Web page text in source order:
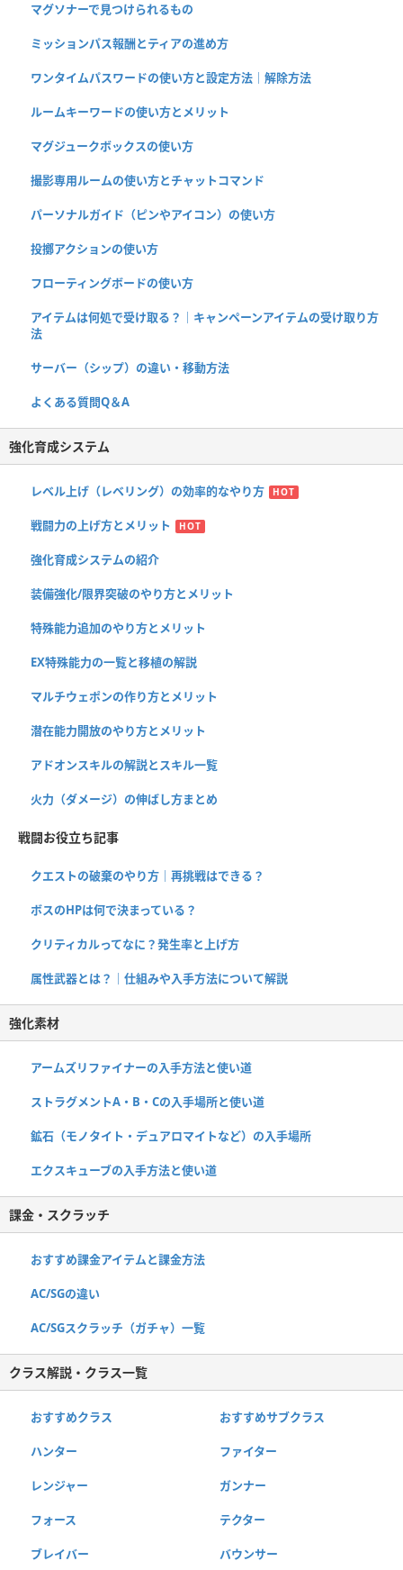
マグソナーで見つけられるもの
ミッションパス報酬とティアの進め方
ワンタイムパスワードの使い方と設定方法｜解除方法
ルームキーワードの使い方とメリット
マグジュークボックスの使い方
撮影専用ルームの使い方とチャットコマンド
パーソナルガイド（ピンやアイコン）の使い方
投擲アクションの使い方
フローティングボードの使い方
アイテムは何処で受け取る？｜キャンペーンアイテムの受け取り方
法
サーバー（シップ）の違い・移動方法
よくある質問Q＆A
強化育成システム
レベル上げ（レベリング）の効率的なやり方 HOT
戦闘力の上げ方とメリット HOT
強化育成システムの紹介
装備強化/限界突破のやり方とメリット
特殊能力追加のやり方とメリット
EX特殊能力の一覧と移植の解説
マルチウェポンの作り方とメリット
潜在能力開放のやり方とメリット
アドオンスキルの解説とスキル一覧
火力（ダメージ）の伸ばし方まとめ
戦闘お役立ち記事
クエストの破棄のやり方｜再挑戦はできる？
ボスのHPは何で決まっている？
クリティカルってなに？発生率と上げ方
属性武器とは？｜仕組みや入手方法について解説
強化素材
アームズリファイナーの入手方法と使い道
ストラグメントA・B・Cの入手場所と使い道
鉱石（モノタイト・デュアロマイトなど）の入手場所
エクスキューブの入手方法と使い道
課金・スクラッチ
おすすめ課金アイテムと課金方法
AC/SGの違い
AC/SGスクラッチ（ガチャ）一覧
クラス解説・クラス一覧
おすすめクラス おすすめサブクラス
ハンター ファイター
レンジャー ガンナー
フォース テクター
ブレイバー バウンサー